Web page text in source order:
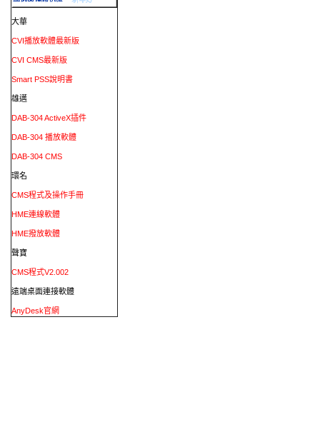
大華
CVI播放軟體最新版
CVI CMS最新版
Smart PSS說明書
雄邁
DAB-304 ActiveX插件
DAB-304 播放軟體
DAB-304 CMS
環名
CMS程式及操作手冊
HME連線軟體
HME撥放軟體
聲寶
CMS程式V2.002
遠端桌面連接軟體
AnyDesk官網